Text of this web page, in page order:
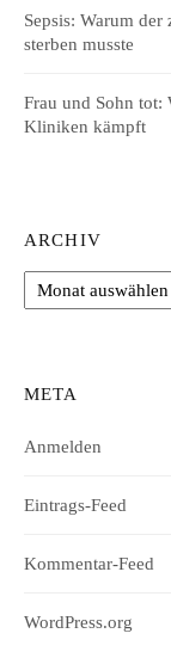
Sepsis: Warum
sterben musste
Frau und Sohn tot:
Kliniken kämpft
ARCHIV
Archiv
META
Anmelden
Eintrags-Feed
Kommentar-Feed
WordPress.org